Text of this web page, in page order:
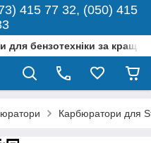
415 77 32, (050) 415
для бензотехніки за
Карбюратори для